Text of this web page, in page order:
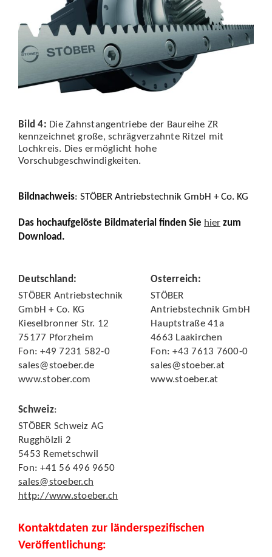
Bild 4: Die Zahnstangentriebe der Baureihe ZR
kennzeichnet große, schrägverzahnte Ritzel mit
Lochkreis. Dies ermöglicht hohe
Vorschubgeschwindigkeiten.
Bildnachweis: STÖBER Antriebstechnik GmbH + Co. KG
Das hochaufgelöste Bildmaterial finden Sie hier zum
Download.
Deutschland: Österreich:
STÖBER Antriebstechnik
GmbH + Co. KG
Kieselbronner Str. 12
75177 Pforzheim
Fon: +49 7231 582-0
sales@stoeber.de
www.stober.com
STÖBER
Antriebstechnik GmbH
Hauptstraße 41a
4663 Laakirchen
Fon: +43 7613 7600-0
sales@stoeber.at
www.stoeber.at
Schweiz:
STÖBER Schweiz AG
Rugghölzli 2
5453 Remetschwil
Fon: +41 56 496 9650
sales@stoeber.ch
http://www.stoeber.ch
Kontaktdaten zur länderspezifischen
Veröffentlichung: